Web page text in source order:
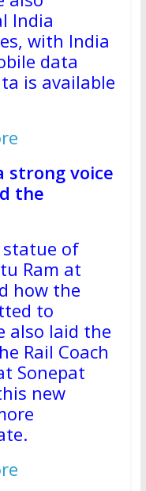
India
with India
data
is available
strong voice
the
statue of
Ram at
how the
to
also laid the
Rail Coach
Sonepat
new